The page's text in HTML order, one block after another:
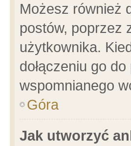
Możesz również
postów, poprzez
użytkownika.
dołączeniu go
wspomnianego
Góra
Jak utworzyć